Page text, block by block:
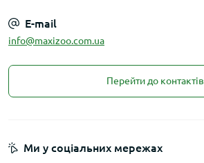
E-mail
info@maxizoo.com.ua
Перейти до контактів
Ми у соціальних мережах